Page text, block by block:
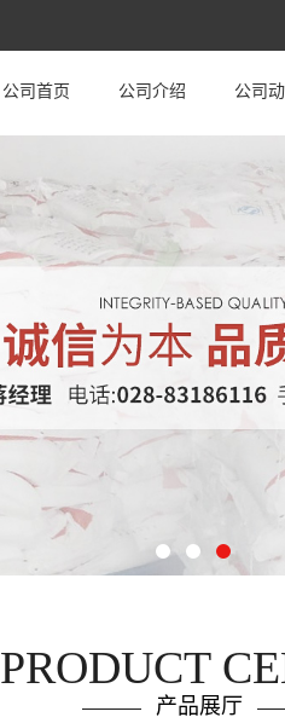
公司首页 公司介绍 公司
PRODUCT
产品展厅